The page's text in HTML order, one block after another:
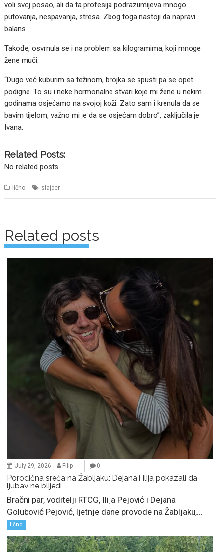
voli svoj posao, ali da ta profesija podrazumijeva mnogo
putovanja, nespavanja, stresa. Zbog toga nastoji da napravi
balans.
Takođe, osvrnula se i na problem sa kilogramima, koji mnoge
žene muči.
“Dugo već kuburim sa težinom, brojka se spusti pa se opet
podigne. To su i neke hormonalne stvari koje mi žene u nekim
godinama osjećamo na svojoj koži. Zato sam i krenula da se
bavim tijelom, važno mi je da se osjećam dobro”, zaključila je
Ivana.
Related Posts:
No related posts.
lično slajder
navigation
Related posts
July 29, 2026 Filip 0
Porodična sreća na Žabljaku: Dejana i Ilija pokazali da
ljubav ne blijedi
Bračni par, voditelji RTCG, Ilija Pejović i Dejana
Golubović Pejović, ljetnje dane provode na Žabljaku,...
lično